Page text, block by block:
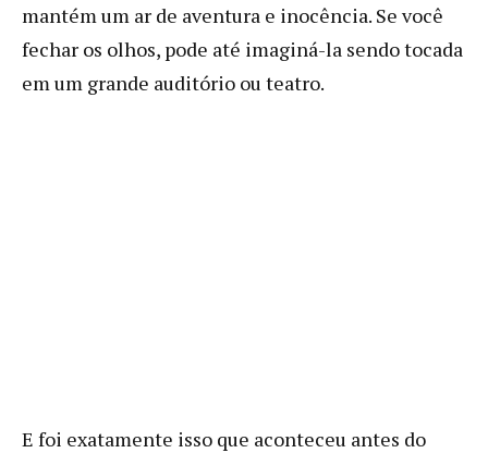
mantém um ar de aventura e inocência. Se você
fechar os olhos, pode até imaginá-la sendo tocada
em um grande auditório ou teatro.
E foi exatamente isso que aconteceu antes do